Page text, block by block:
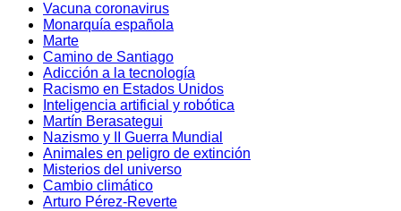
Vacuna coronavirus
Monarquía española
Marte
Camino de Santiago
Adicción a la tecnología
Racismo en Estados Unidos
Inteligencia artificial y robótica
Martín Berasategui
Nazismo y II Guerra Mundial
Animales en peligro de extinción
Misterios del universo
Cambio climático
Arturo Pérez-Reverte